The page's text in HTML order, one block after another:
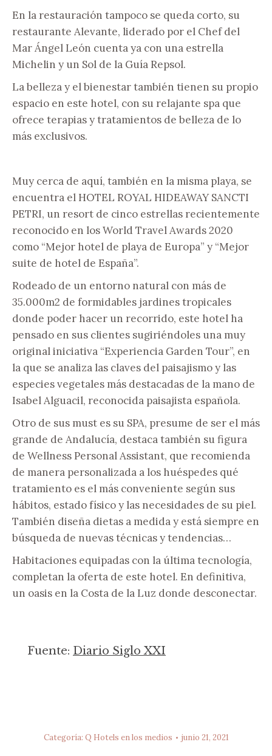
En la restauración tampoco se queda corto, su
restaurante Alevante, liderado por el Chef del
Mar Ángel León cuenta ya con una estrella
Michelin y un Sol de la Guía Repsol.
La belleza y el bienestar también tienen su propio
espacio en este hotel, con su relajante spa que
ofrece terapias y tratamientos de belleza de lo
más exclusivos.
Muy cerca de aquí, también en la misma playa, se
encuentra el HOTEL ROYAL HIDEAWAY SANCTI
PETRI, un resort de cinco estrellas recientemente
reconocido en los World Travel Awards 2020
como “Mejor hotel de playa de Europa” y “Mejor
suite de hotel de España”.
Rodeado de un entorno natural con más de
35.000m2 de formidables jardines tropicales
donde poder hacer un recorrido, este hotel ha
pensado en sus clientes sugiriéndoles una muy
original iniciativa “Experiencia Garden Tour”, en
la que se analiza las claves del paisajismo y las
especies vegetales más destacadas de la mano de
Isabel Alguacil, reconocida paisajista española.
Otro de sus must es su SPA, presume de ser el más
grande de Andalucía, destaca también su figura
de Wellness Personal Assistant, que recomienda
de manera personalizada a los huéspedes qué
tratamiento es el más conveniente según sus
hábitos, estado físico y las necesidades de su piel.
También diseña dietas a medida y está siempre en
búsqueda de nuevas técnicas y tendencias…
Habitaciones equipadas con la última tecnología,
completan la oferta de este hotel. En definitiva,
un oasis en la Costa de la Luz donde desconectar.
Fuente: Diario Siglo XXI
Categoría: Q Hotels en los medios junio 21, 2021